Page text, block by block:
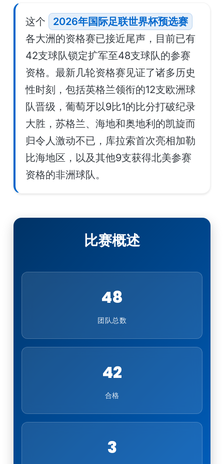
这个
2026年国际足联世界杯预选赛
各大洲的资格赛已接近尾声，目前已有
42支球队锁定扩军至48支球队的参赛
资格。最新几轮资格赛见证了诸多历史
性时刻，包括英格兰领衔的12支欧洲球
队晋级，葡萄牙以9比1的比分打破纪录
大胜，苏格兰、海地和奥地利的凯旋而
归令人激动不已，库拉索首次亮相加勒
比海地区，以及其他9支获得北美参赛
资格的非洲球队。
比赛概述
48
团队总数
42
合格
3